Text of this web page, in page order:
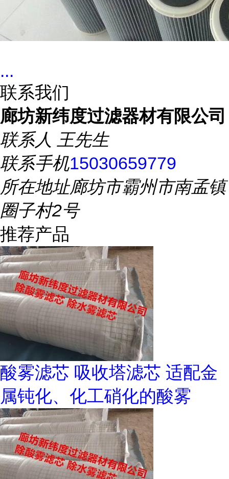
...
联系我们
廊坊新纬度过滤器材有限公司
联系人 王先生
联系手机15030659779
所在地址廊坊市霸州市南孟镇
圈子村2号
推荐产品
酸雾滤芯 吸收塔滤芯 适配金
属钝化、化工硝化的酸雾